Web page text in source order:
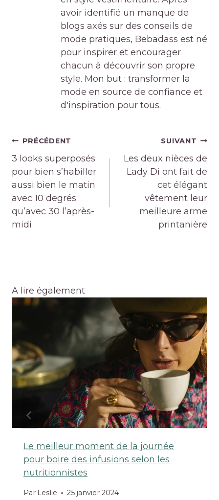
avoir identifié un manque de
blogs axés sur des conseils de
mode pratiques, Bebadass est né
pour inspirer et encourager
chacun à découvrir son propre
style. Mon but : transformer la
mode en source de confiance et
d'inspiration pour tous.
Navigation
de
l’article
PRÉCÉDENT
3 looks superposés
pour bien s’habiller
aussi bien le matin
avec 10 degrés
qu’avec 30 l’après-
midi
SUIVANT
Les deux nièces de
Lady Di ont fait de
cet élégant
vêtement leur
meilleure arme
printanière
A lire également
Le meilleur moment de la journée
pour boire des infusions selon les
nutritionnistes
Par Leslie 25 janvier 2024